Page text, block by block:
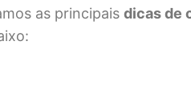
as principaisdicas de